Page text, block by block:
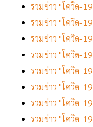
รวมข่าว "โควิด-
รวมข่าว "โควิด-
รวมข่าว "โควิด-
รวมข่าว "โควิด-
รวมข่าว "โควิด-
รวมข่าว "โควิด-
รวมข่าว "โควิด-
รวมข่าว "โควิด-